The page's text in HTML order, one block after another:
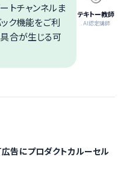
テキトー教師
.AI認定講師
トチャンネルま
ク機能をご利
具合が生じる可
告にプロダクトカルーセル